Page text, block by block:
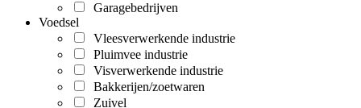
Garagebedrijven
Voedsel
Vleesverwerkende industrie
Pluimvee industrie
Visverwerkende industrie
Bakkerijen/zoetwaren
Zuivel